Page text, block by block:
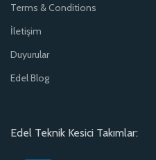
Terms & Conditions
İletişim
Duyurular
Edel Blog
Edel Teknik Kesici Takımlar: